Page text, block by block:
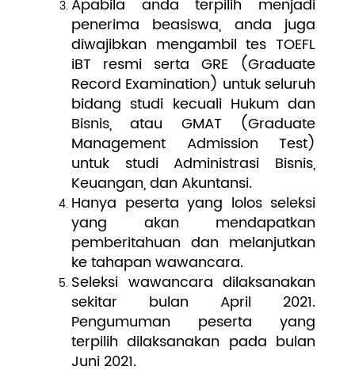
Apabila anda terpilih menjadi
penerima beasiswa, anda juga
diwajibkan mengambil tes TOEFL
iBT resmi serta GRE (Graduate
Record Examination) untuk seluruh
bidang studi kecuali Hukum dan
Bisnis, atau GMAT (Graduate
Management Admission Test)
untuk studi Administrasi Bisnis,
Keuangan, dan Akuntansi.
Hanya peserta yang lolos seleksi
yang akan mendapatkan
pemberitahuan dan melanjutkan
ke tahapan wawancara.
Seleksi wawancara dilaksanakan
sekitar bulan April 2021.
Pengumuman peserta yang
terpilih dilaksanakan pada bulan
Juni 2021.